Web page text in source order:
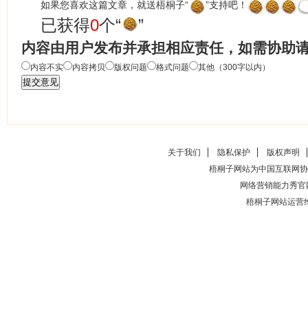
如果您喜欢这篇文章，就送梧桐子“ ”支持吧！
已获得0个“ ”
内容由用户发布并承担相应责任，如需协助
内容不实 内容拷贝 版权问题 格式问题 其他（300字以内）
关于我们 隐私保护
版权声明
梧桐子网站为中国互联网
网络营销能力秀官
梧桐子网站运营